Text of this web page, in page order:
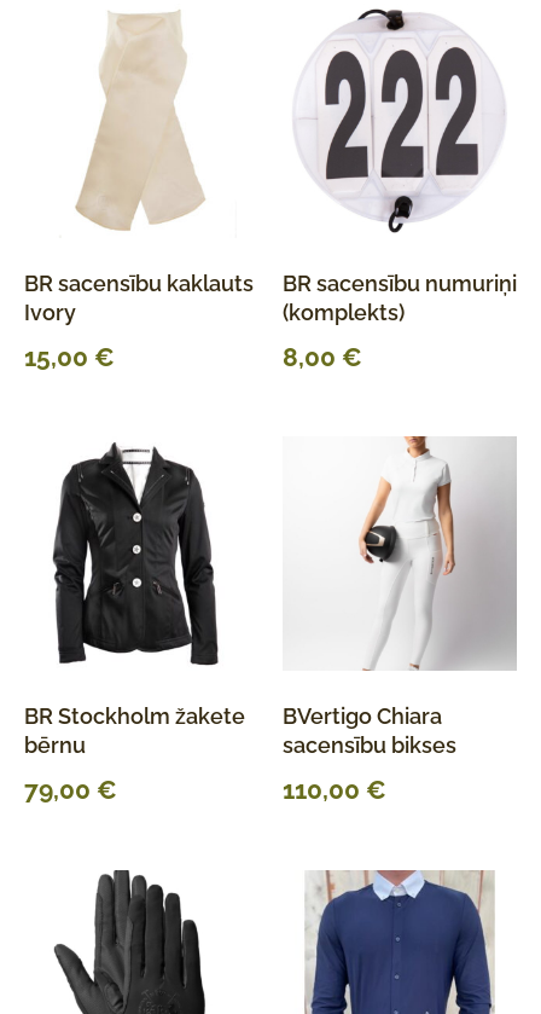
BR sacensību kaklauts
Ivory
15,00 €
BR sacensību numuriņi
(komplekts)
8,00 €
BR Stockholm žakete
bērnu
79,00 €
BVertigo Chiara
sacensību bikses
110,00 €